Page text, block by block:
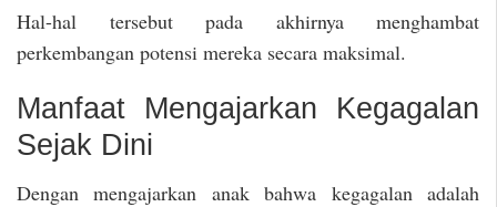
Hal-hal tersebut pada akhirnya menghambat
perkembangan potensi mereka secara maksimal.
Manfaat Mengajarkan Kegagalan
Sejak Dini
Dengan mengajarkan anak bahwa kegagalan adalah